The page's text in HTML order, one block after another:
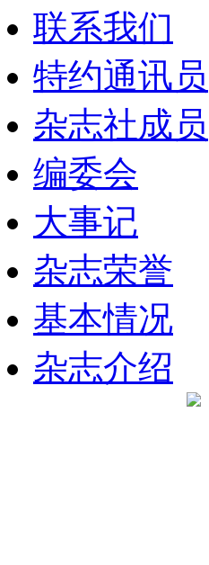
联系我们
特约通讯员
杂志社成员
编委会
大事记
杂志荣誉
基本情况
杂志介绍